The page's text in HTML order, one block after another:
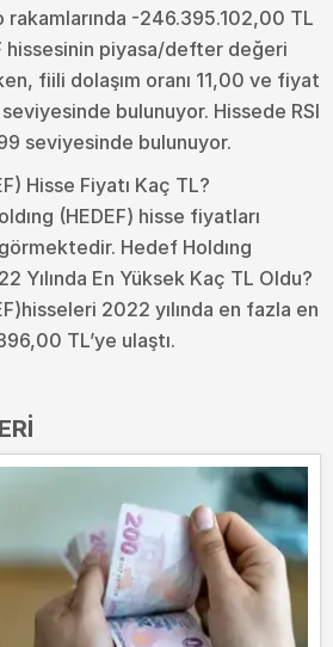
rakamlarında -246.395.102,00 TL
hissesinin piyasa/defter değeri
fiili dolaşım oranı 11,00 ve fiyat
bulunuyor. Hissede RSI
seviyesinde bulunuyor.
Hisse Fiyatı Kaç TL?
(HEDEF) hisse fiyatları
Hedef Holdıng
Yılında En Yüksek Kaç TL Oldu?
2022 yılında en fazla en
TL’ye ulaştı.